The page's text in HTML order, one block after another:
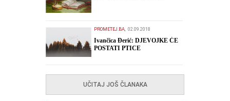
PROMETEJ.BA, 02.09.2018
Ivančica Đerić: DJEVOJKE ĆE
POSTATI PTICE
UČITAJ JOŠ ČLANAKA